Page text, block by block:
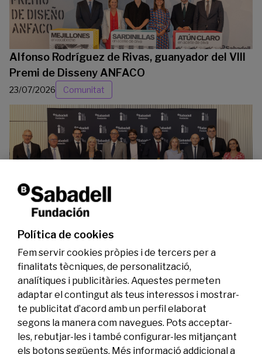
Alfonso Rodríguez de Rivas, guanyador del VIII
Premi de Disseny ANFACO
23/07/2026 Comunitat
La Fundació Banc Sabadell reconeix a dos
investigadors en els àmbits de l’edició del
genoma i l’energia neta
Política de cookies
Fem servir cookies pròpies i de tercers per a
finalitats tècniques, de personalització,
analítiques i publicitàries. Aquestes permeten
adaptar el contingut als teus interessos i mostrar-
te publicitat d’acord amb un perfil elaborat
segons la manera com navegues. Pots acceptar-
les, rebutjar-les i també configurar-les mitjançant
els botons següents. Més informació addicional a